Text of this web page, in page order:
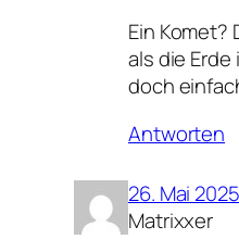
Ein Komet?
als die
doch
Antworten
26. Mai 2025
Matrixxer